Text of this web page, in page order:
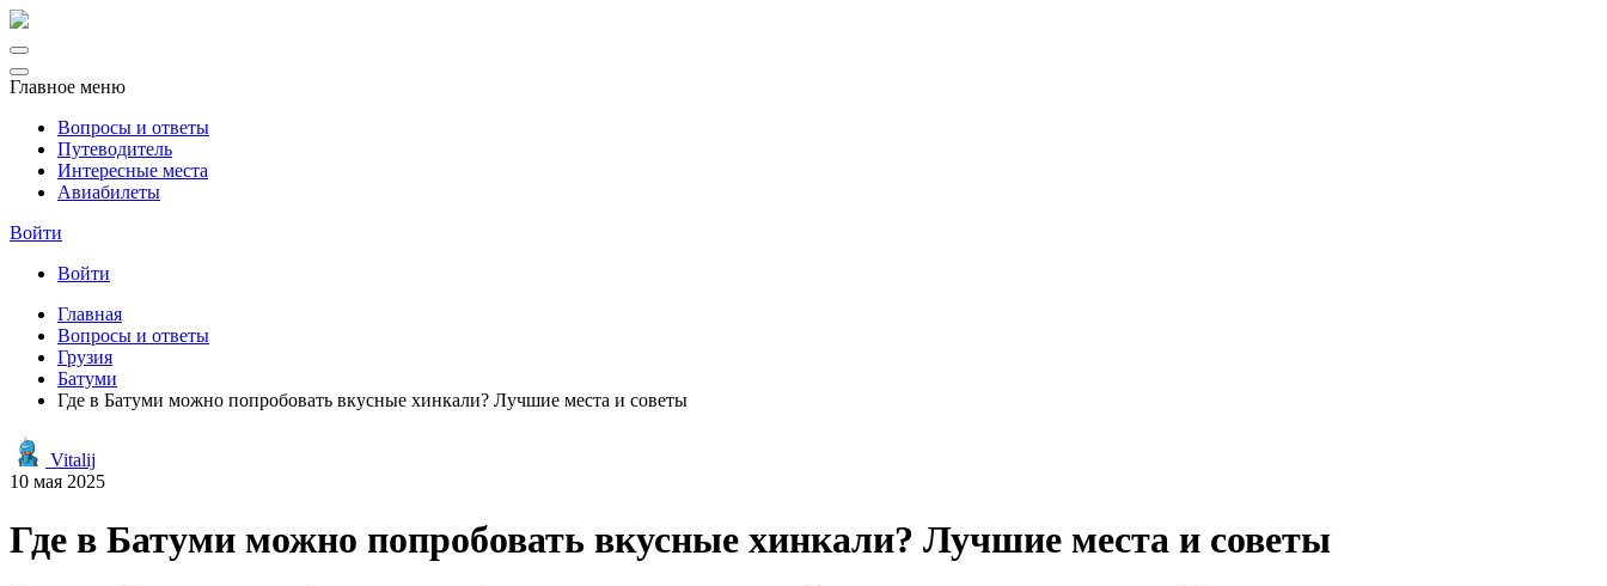
Главное меню
Вопросы и ответы
Путеводитель
Интересные места
Авиабилеты
Войти
Войти
Главная
Вопросы и ответы
Грузия
Батуми
Где в Батуми можно попробовать вкусные хинкали? Лучшие места и советы
Vitalij
10 мая 2025
Где в Батуми можно попробовать вкусные хинкали? Лучшие места и советы